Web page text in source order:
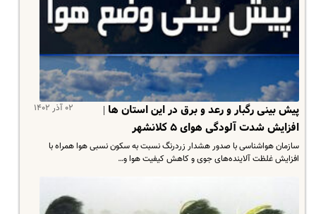
۰۲ آذر ۱۴۰۲
پیش بینی رگبار و رعد و برق در این استان ها |
افزایش شدت آلودگی هوای ۵ کلانشهر
سازمان هواشناسی با صدور هشدار زردرنگ نسبت به سکون نسبی هوا همراه با
افزایش غلظت آلاینده‌های جوی و کاهش کیفیت هوا و…